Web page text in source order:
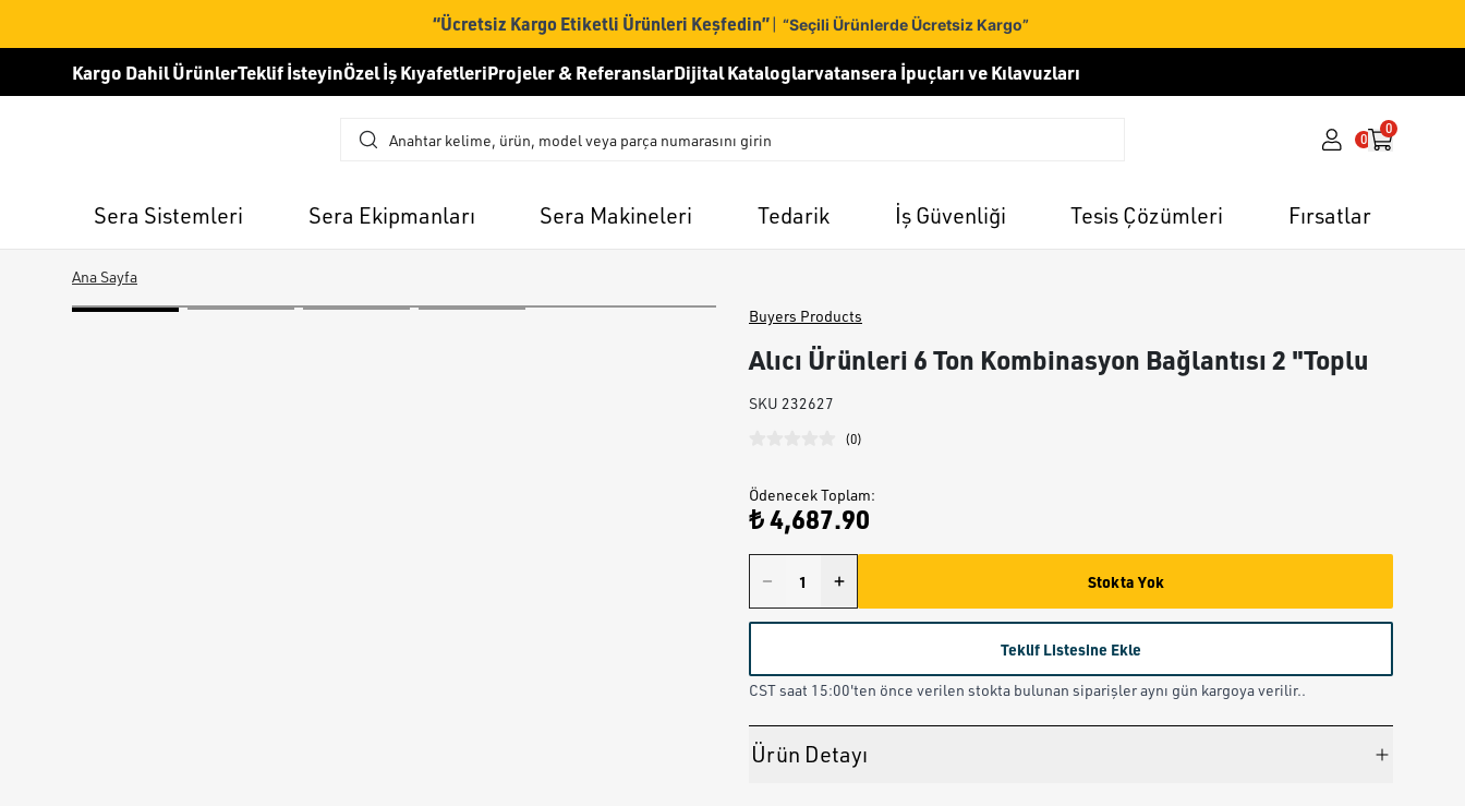
“Ücretsiz Kargo Etiketli Ürünleri Keşfedin”| “Seçili Ürünlerde Ücretsiz Kargo”
Kargo Dahil ÜrünlerTeklif İsteyinÖzel İş KıyafetleriProjeler & ReferanslarDijital Kataloglarvatansera İpuçları ve Kılavuzları
0
0
Sera Sistemleri Sera Ekipmanları Sera Makineleri Tedarik İş Güvenliği Tesis Çözümleri Fırsatlar
Ana Sayfa
Buyers Products
Alıcı Ürünleri 6 Ton Kombinasyon Bağlantısı 2 "Toplu
SKU 232627
(0)
Ödenecek Toplam:
₺ 4,687.90
Stokta Yok
Teklif Listesine Ekle
CST saat 15:00'ten önce verilen stokta bulunan siparişler aynı gün kargoya verilir..
Ürün Detayı